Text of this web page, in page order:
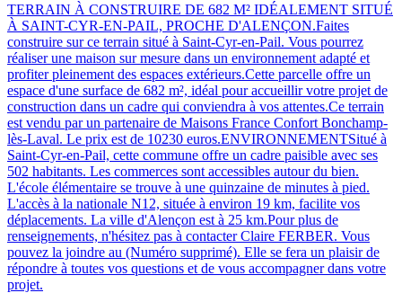
TERRAIN À CONSTRUIRE DE 682 M² IDÉALEMENT SITUÉ
À SAINT-CYR-EN-PAIL, PROCHE D'ALENÇON.Faites
construire sur ce terrain situé à Saint-Cyr-en-Pail. Vous pourrez
réaliser une maison sur mesure dans un environnement adapté et
profiter pleinement des espaces extérieurs.Cette parcelle offre un
espace d'une surface de 682 m², idéal pour accueillir votre projet de
construction dans un cadre qui conviendra à vos attentes.Ce terrain
est vendu par un partenaire de Maisons France Confort Bonchamp-
lès-Laval. Le prix est de 10230 euros.ENVIRONNEMENTSitué à
Saint-Cyr-en-Pail, cette commune offre un cadre paisible avec ses
502 habitants. Les commerces sont accessibles autour du bien.
L'école élémentaire se trouve à une quinzaine de minutes à pied.
L'accès à la nationale N12, située à environ 19 km, facilite vos
déplacements. La ville d'Alençon est à 25 km.Pour plus de
renseignements, n'hésitez pas à contacter Claire FERBER. Vous
pouvez la joindre au (Numéro supprimé). Elle se fera un plaisir de
répondre à toutes vos questions et de vous accompagner dans votre
projet.